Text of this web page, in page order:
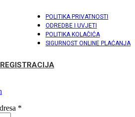
POLITIKA PRIVATNOSTI
ODREDBE I UVJETI
POLITIKA KOLAČIĆA
SIGURNOST ONLINE PLAĆANJA
*